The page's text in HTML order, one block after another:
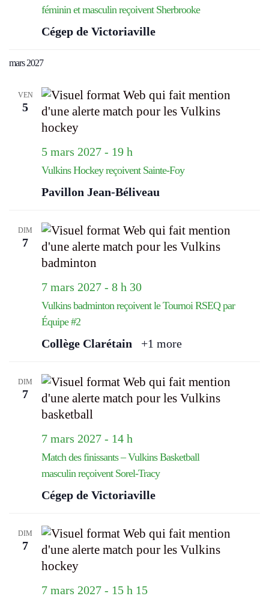
féminin et masculin reçoivent Sherbrooke
Cégep de Victoriaville
mars 2027
VEN
5
5 mars 2027 - 19 h
Vulkins Hockey reçoivent Sainte-Foy
Pavillon Jean-Béliveau
DIM
7
7 mars 2027 - 8 h 30
Vulkins badminton reçoivent le Tournoi RSEQ par
Équipe #2
Collège Clarétain +1 more
DIM
7
7 mars 2027 - 14 h
Match des finissants – Vulkins Basketball
masculin reçoivent Sorel-Tracy
Cégep de Victoriaville
DIM
7
7 mars 2027 - 15 h 15